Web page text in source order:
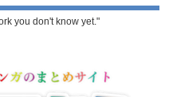
you don't know yet."